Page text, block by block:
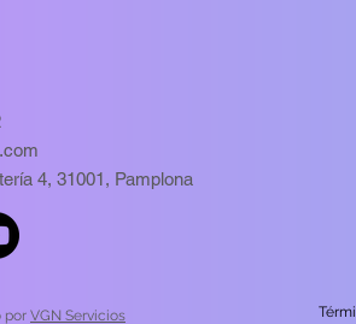
4, 31001, Pamplona
por VGN Servicios